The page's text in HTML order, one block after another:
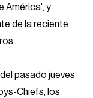
América', y
de la reciente
pasado jueves
Chiefs, los